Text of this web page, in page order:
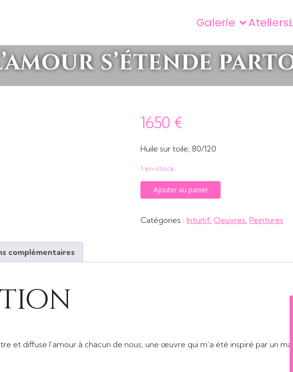
Galerie Ateliers
s’étende
1650 €
Huile sur toile, 80/120
1 en stock
quantité
de
l'amour
Ajouter au panier
Catégories :Intuitif,Oeuvres,Peintures
complémentaires
et diffuse l’amour à chacun de nous, une œuvre qui m’a été inspiré par un